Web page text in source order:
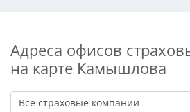
Адреса офисов
на карте Камышлова